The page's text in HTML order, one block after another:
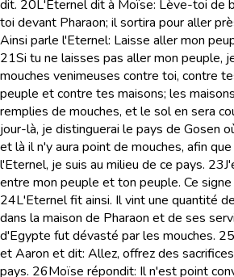
dit. 20L'Eternel dit à Moïse: Lève-toi de
toi devant Pharaon; il sortira pour aller
Ainsi parle l'Eternel: Laisse aller mon
21Si tu ne laisses pas aller mon peuple,
mouches venimeuses contre toi, contre
peuple et contre tes maisons; les
remplies de mouches, et le sol en sera
jour-là, je distinguerai le pays de Gosen
et là il n'y aura point de mouches, afin
l'Eternel, je suis au milieu de ce pays. 23
entre mon peuple et ton peuple. Ce signe
24L'Eternel fit ainsi. Il vint une quantité
dans la maison de Pharaon et de ses
d'Egypte fut dévasté par les mouches. 25
et Aaron et dit: Allez, offrez des
pays. 26Moïse répondit: Il n'est point